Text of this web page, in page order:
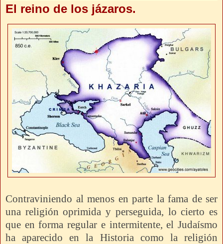
El reino de los jázaros.
Contraviniendo al menos en parte la fama de ser
una religión oprimida y perseguida, lo cierto es
que en forma regular e intermitente, el Judaísmo
ha aparecido en la Historia como la religión